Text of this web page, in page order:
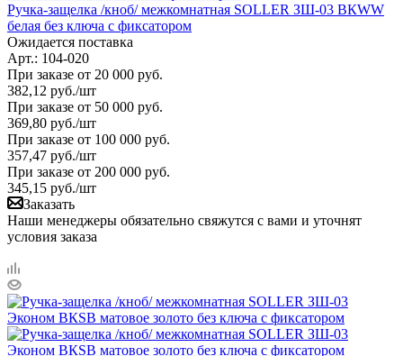
Ручка-защелка /кноб/ межкомнатная SOLLER ЗШ-03 ВКWW
белая без ключа с фиксатором
Ожидается поставка
Арт.: 104-020
При заказе от 20 000 руб.
382,12 руб./шт
При заказе от 50 000 руб.
369,80 руб./шт
При заказе от 100 000 руб.
357,47 руб./шт
При заказе от 200 000 руб.
345,15 руб./шт
Заказать
Наши менеджеры обязательно свяжутся с вами и уточнят
условия заказа